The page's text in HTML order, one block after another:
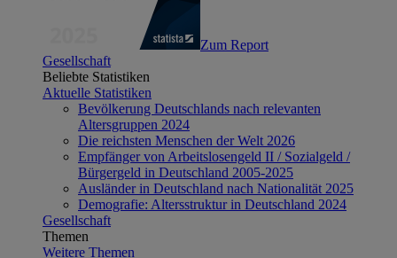
Zum Report
Gesellschaft
Beliebte Statistiken
Aktuelle Statistiken
Bevölkerung Deutschlands nach relevanten
Altersgruppen 2024
Die reichsten Menschen der Welt 2026
Empfänger von Arbeitslosengeld II / Sozialgeld /
Bürgergeld in Deutschland 2005-2025
Ausländer in Deutschland nach Nationalität 2025
Demografie: Altersstruktur in Deutschland 2024
Gesellschaft
Themen
Weitere Themen